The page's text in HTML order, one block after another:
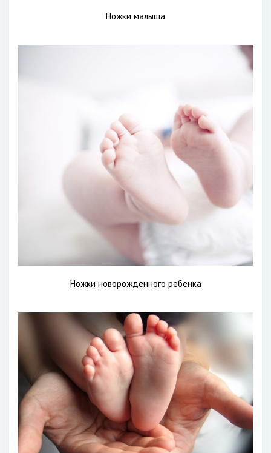
Ножки малыша
Ножки новорожденного ребенка